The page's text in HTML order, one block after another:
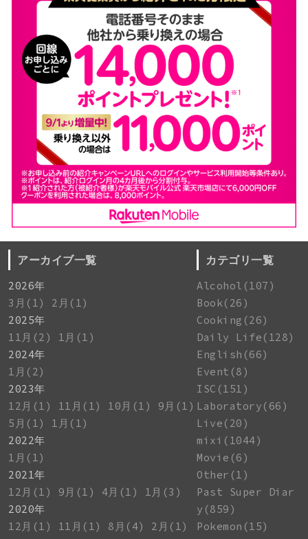
アーカイブ一覧
2026年
3月(1)
2月(1)
2025年
11月(2)
1月(1)
2024年
1月(2)
2023年
12月(1)
11月(1) 10月(1)
9月(1)
5月(1)
1月(1)
2022年
1月(1)
2021年
12月(1)
9月(1) 4月(1)
1月(3)
2020年
12月(1)
11月(1) 8月(4)
2月(1)
カテゴリ一覧
Alcohol(107)
Book(26)
Cooking(26)
Daily Life(128)
English(66)
Event(8)
ISC(151)
Laboratory(66)
Live(20)
mixi(1044)
Movie(6)
Other(1)
Past Super Diar
y(859)
Pokemon(15)